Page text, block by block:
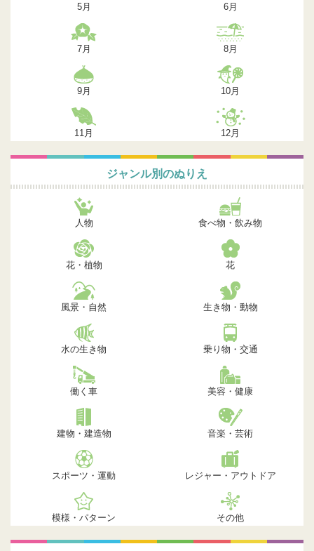
5月 6月
7月 8月
9月 10月
11月 12月
ジャンル別のぬりえ
人物 食べ物・飲み物
花・植物 花
風景・自然 生き物・動物
水の生き物 乗り物・交通
働く車 美容・健康
建物・建造物 音楽・芸術
スポーツ・運動 レジャー・アウトドア
模様・パターン その他